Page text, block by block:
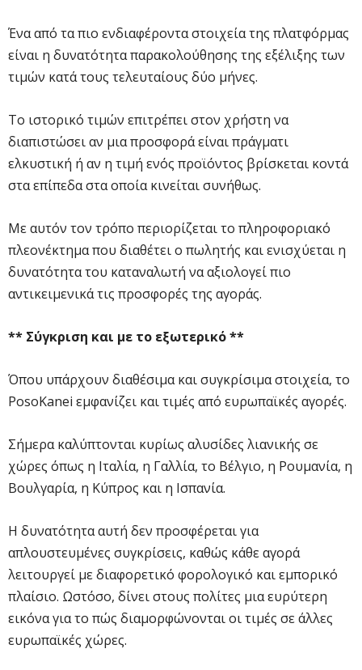
Ένα από τα πιο ενδιαφέροντα στοιχεία της πλατφόρμας
είναι η δυνατότητα παρακολούθησης της εξέλιξης των
τιμών κατά τους τελευταίους δύο μήνες.
Το ιστορικό τιμών επιτρέπει στον χρήστη να
διαπιστώσει αν μια προσφορά είναι πράγματι
ελκυστική ή αν η τιμή ενός προϊόντος βρίσκεται κοντά
στα επίπεδα στα οποία κινείται συνήθως.
Με αυτόν τον τρόπο περιορίζεται το πληροφοριακό
πλεονέκτημα που διαθέτει ο πωλητής και ενισχύεται η
δυνατότητα του καταναλωτή να αξιολογεί πιο
αντικειμενικά τις προσφορές της αγοράς.
** Σύγκριση και με το εξωτερικό **
Όπου υπάρχουν διαθέσιμα και συγκρίσιμα στοιχεία, το
PosoKanei εμφανίζει και τιμές από ευρωπαϊκές αγορές.
Σήμερα καλύπτονται κυρίως αλυσίδες λιανικής σε
χώρες όπως η Ιταλία, η Γαλλία, το Βέλγιο, η Ρουμανία, η
Βουλγαρία, η Κύπρος και η Ισπανία.
Η δυνατότητα αυτή δεν προσφέρεται για
απλουστευμένες συγκρίσεις, καθώς κάθε αγορά
λειτουργεί με διαφορετικό φορολογικό και εμπορικό
πλαίσιο. Ωστόσο, δίνει στους πολίτες μια ευρύτερη
εικόνα για το πώς διαμορφώνονται οι τιμές σε άλλες
ευρωπαϊκές χώρες.